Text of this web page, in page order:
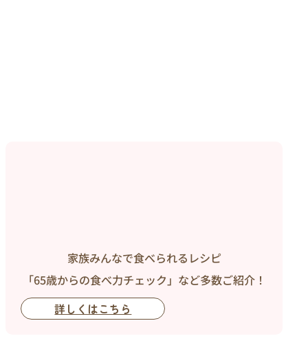
家族みんなで食べられるレシピ
「65歳からの食べ力チェック」など多数ご紹介！
詳しくはこちら